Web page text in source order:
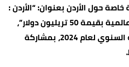
خاصة حول الأردن بعنوان: “الأردن :
بوابة للاستثمار في تجارة عالمية بقيمة 50 تريليون دولار”،
وذلك على هامش اجتماعه السنوي لعام 2024، بمشاركة